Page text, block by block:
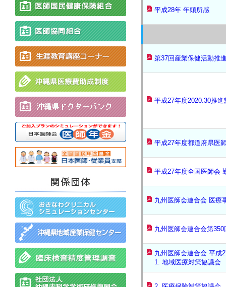
平成28年 年頭所感
第37回産業保健活動推
平成27年度2020.30推進
平成27年度都道府県医
平成27年度全国医師会
九州医師会連合会 医療
九州医師会連合会第
九州医師会連合会 平成
1. 地域医療対策協議会